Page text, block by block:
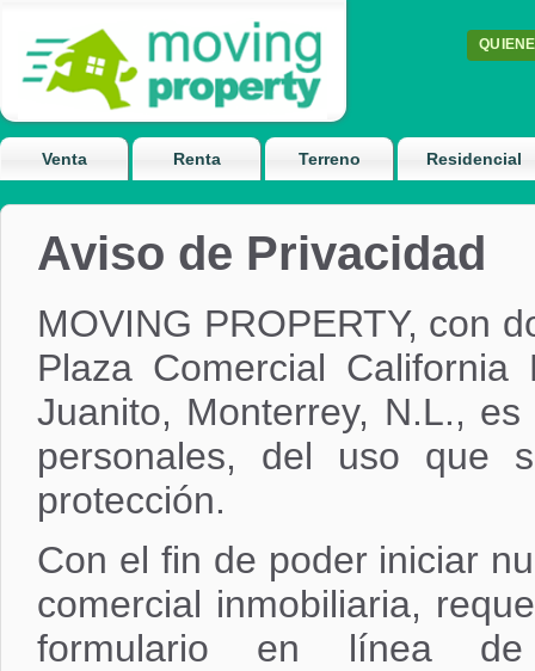
Venta Renta Terreno Residencial
Aviso de Privacidad
MOVING PROPERTY, con
Plaza Comercial
Juanito, Monterrey, N.L.,
personales, del uso
protección.
Con el fin de poder iniciar
comercial inmobiliaria,
formulario en línea